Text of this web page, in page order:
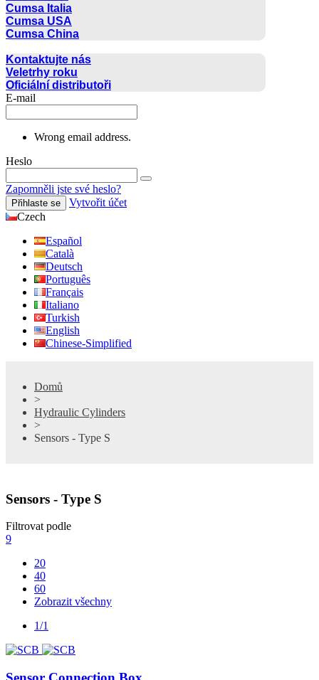
Cumsa Italia
Cumsa USA
Cumsa China
Kontaktujte nás
Veletrhy roku
Oficiální distributoři
E-mail
Wrong email address.
Heslo
Zapomněli jste své heslo?
Přihlaste se
Vytvořit účet
Czech
Español
Català
Deutsch
Português
Français
Italiano
Turkish
English
Chinese-Simplified
Domů
>
Hydraulic Cylinders
>
Sensors - Type S
Sensors - Type S
Filtrovat podle
9
20
40
60
Zobrazit všechny
1/1